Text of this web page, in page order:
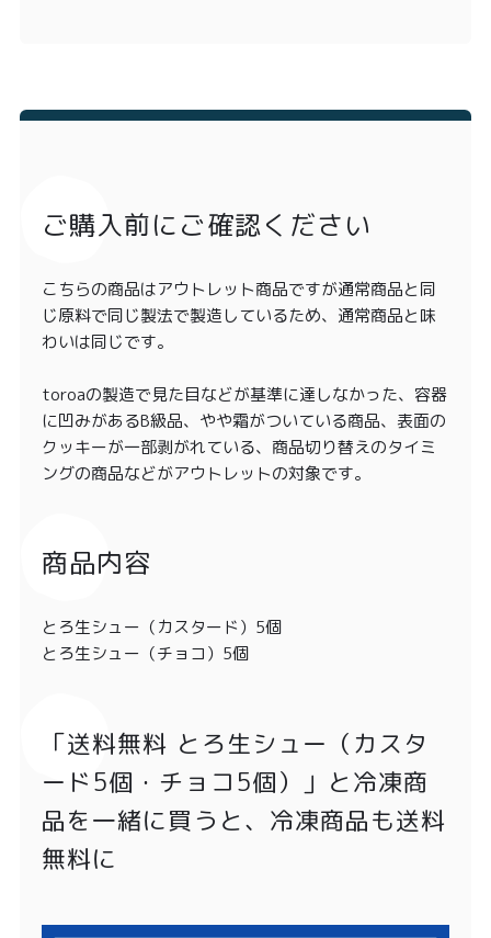
ご購入前にご確認ください
こちらの商品はアウトレット商品ですが通常商品と同
じ原料で同じ製法で製造しているため、通常商品と味
わいは同じです。
toroaの製造で見た目などが基準に達しなかった、容器
に凹みがあるB級品、やや霜がついている商品、表面の
クッキーが一部剥がれている、商品切り替えのタイミ
ングの商品などがアウトレットの対象です。
商品内容
とろ生シュー（カスタード）5個
とろ生シュー（チョコ）5個
「送料無料 とろ生シュー（カスタ
ード5個・チョコ5個）」と冷凍商
品を一緒に買うと、冷凍商品も送料
無料に